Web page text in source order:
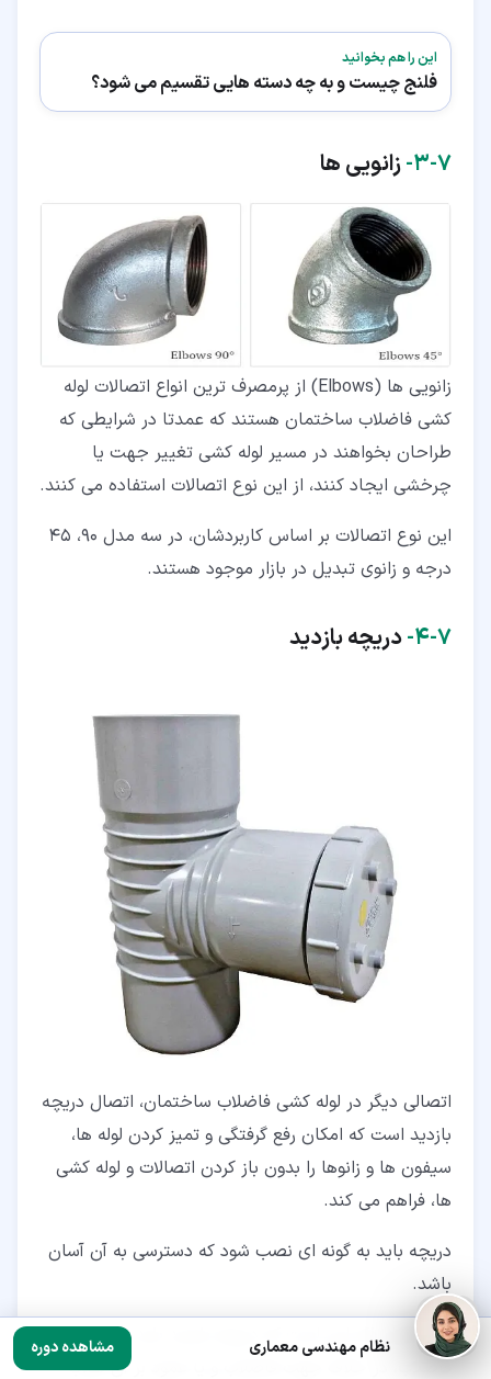
این را هم بخوانید
فلنج چیست و به چه دسته هایی تقسیم می شود؟
۷‏-‏۳‏- زانویی ها
زانویی ها (Elbows) از پرمصرف ترین انواع اتصالات لوله
کشی فاضلاب ساختمان هستند که عمدتا در شرایطی که
طراحان بخواهند در مسیر لوله کشی تغییر جهت یا
چرخشی ایجاد کنند، از این نوع اتصالات استفاده می کنند.
این نوع اتصالات بر اساس کاربردشان، در سه مدل 90، 45
درجه و زانوی تبدیل در بازار موجود هستند.
۷‏-‏۴‏- دریچه بازدید
اتصالی دیگر در لوله کشی فاضلاب ساختمان، اتصال دریچه
بازدید است که امکان رفع گرفتگی و تمیز کردن لوله ها،
سیفون ها و زانوها را بدون باز کردن اتصالات و لوله کشی
ها، فراهم می کند.
دریچه باید به گونه ای نصب شود که دسترسی به آن آسان
باشد.
نکته قابل ذکر این است که دریچه بازدید باید روی لوله
فاضلاب، در خلاف جهت فاضلاب و یا عمود بر آن نصب
نظام مهندسی معماری مشاهده دوره